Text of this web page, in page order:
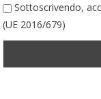
Sottoscrivendo,
(UE 2016/679)